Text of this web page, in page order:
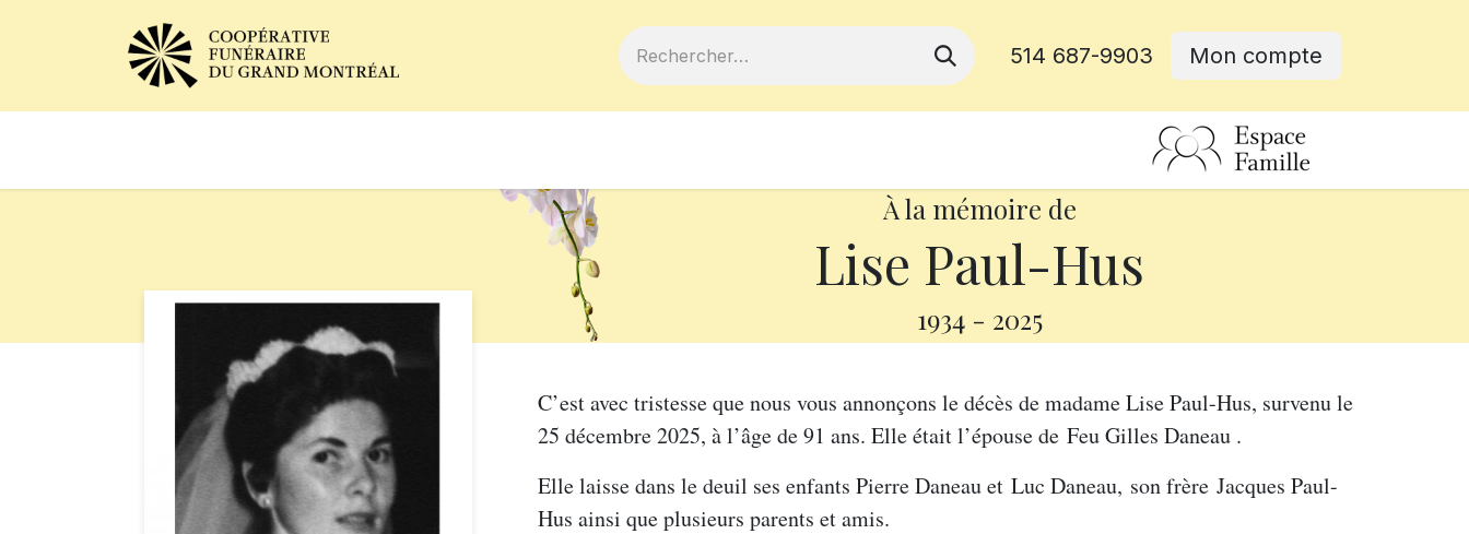
514 687-9903 Mon compte
À la mémoire de
Lise Paul-Hus
1934 - 2025
C’est avec tristesse que nous vous annonçons le décès de madame Lise Paul-Hus, survenu le
25 décembre 2025, à l’âge de 91 ans. Elle était l’épouse de Feu Gilles Daneau .
Elle laisse dans le deuil ses enfants Pierre Daneau et Luc Daneau, son frère Jacques Paul-
Hus ainsi que plusieurs parents et amis.